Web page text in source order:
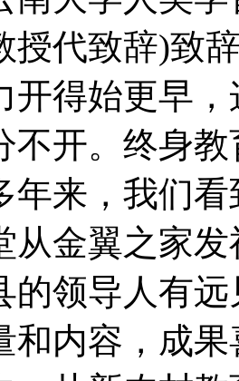
授代致辞)致
开得始更早
不开。终身
年来，我们
从金翼之家
的领导人有
和内容，成